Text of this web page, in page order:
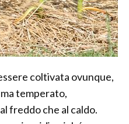
coltivata ovunque,
temperato,
freddo che al caldo.